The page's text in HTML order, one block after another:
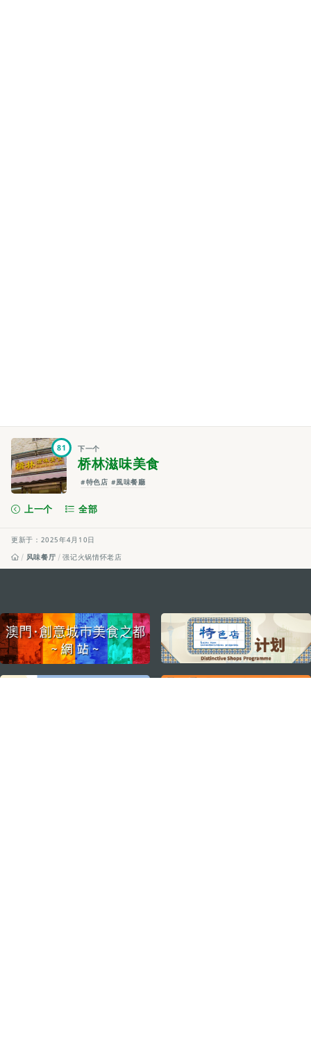
81 下一个
桥林滋味美食
#特色店 #風味餐廳
上一个 全部
更新于：2025年4月10日
风味餐厅
强记火锅情怀老店
external links